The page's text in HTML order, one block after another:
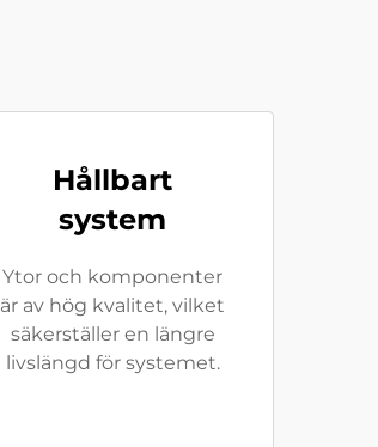
Hållbart
system
Ytor och komponenter
är av hög kvalitet, vilket
säkerställer en längre
livslängd för systemet.